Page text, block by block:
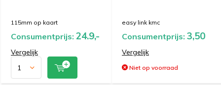
115mm op kaart
Consumentprijs: 24.9,-
Vergelijk
easy link kmc
Consumentprijs: 3,50
Vergelijk
Niet op voorraad